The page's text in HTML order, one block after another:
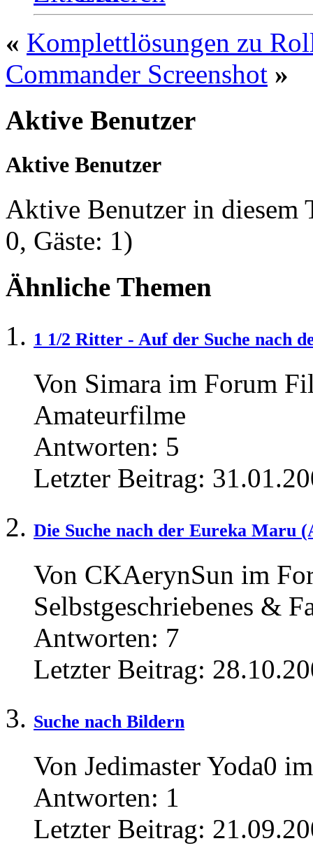
« Komplettlösungen zu
Commander Screenshot »
Aktive Benutzer
Aktive Benutzer
Aktive Benutzer in diesem
0, Gäste: 1)
Ähnliche Themen
1 1/2 Ritter - Auf der Suche nach
Von Simara im Forum
Amateurfilme
Antworten: 5
Letzter Beitrag:
Die Suche nach der Eureka Maru
Von CKAerynSun im
Selbstgeschriebenes &
Antworten: 7
Letzter Beitrag:
Suche nach Bildern
Von Jedimaster Yoda0
Antworten: 1
Letzter Beitrag: